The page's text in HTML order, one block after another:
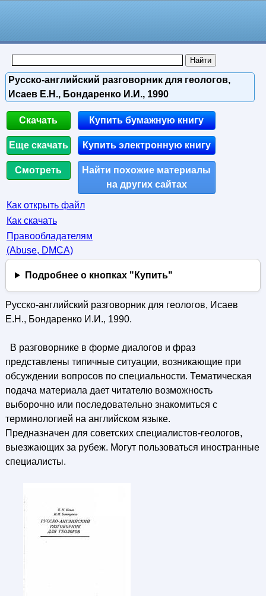
Русско-английский разговорник для геологов,
Исаев Е.Н., Бондаренко И.И., 1990
Скачать
Еще скачать
Смотреть
Купить бумажную книгу
Купить электронную книгу
Найти похожие материалы
на других сайтах
Как открыть файл
Как скачать
Правообладателям
(Abuse, DMСA)
Подробнее о кнопках "Купить"
Русско-английский разговорник для геологов, Исаев
Е.Н., Бондаренко И.И., 1990.
В разговорнике в форме диалогов и фраз
представлены типичные ситуации, возникающие при
обсуждении вопросов по специальности. Тематическая
подача материала дает читателю возможность
выборочно или последовательно знакомиться с
терминологией на английском языке.
Предназначен для советских специалистов-геологов,
выезжающих за рубеж. Могут пользоваться иностранные
специалисты.